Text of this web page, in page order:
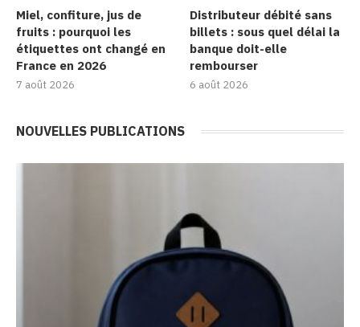
Miel, confiture, jus de
fruits : pourquoi les
étiquettes ont changé en
France en 2026
7 août 2026
Distributeur débité sans
billets : sous quel délai la
banque doit-elle
rembourser
6 août 2026
NOUVELLES PUBLICATIONS